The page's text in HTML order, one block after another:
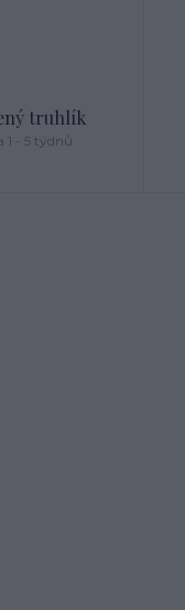
truhlík
1 - 5 týdnů